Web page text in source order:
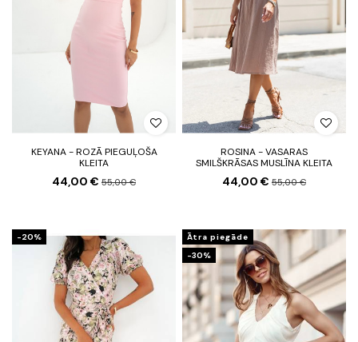
KEYANA - ROZĀ PIEGUĻOŠA
KLEITA
44,00 € 55,00 €
ROSINA - VASARAS
SMILŠKRĀSAS MUSLĪNA KLEITA
44,00 € 55,00 €
-20%
Ātra piegāde
-30%